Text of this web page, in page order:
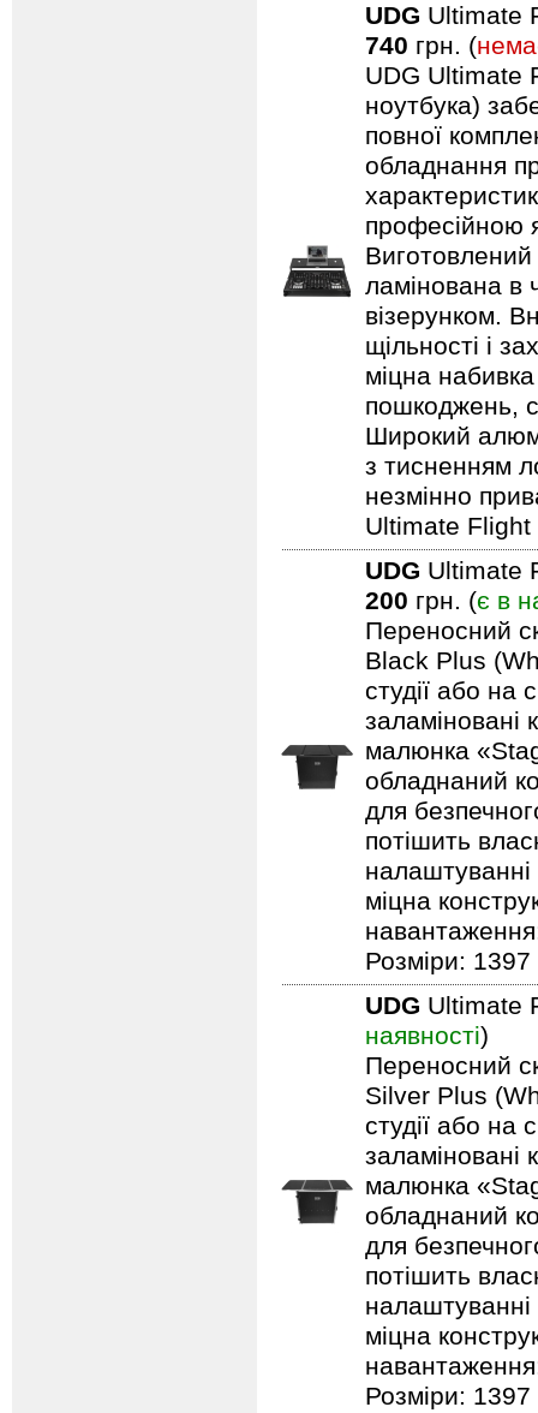
UDG Ultimate
740 грн. (
UDG Ultimate
ноутбука)
повної
обладнання
професійною
ламінована в
візерунком.
щільності і
міцна
пошкоджень,
Широкий
з тисненням
незмінно
Ultimate
UDG Ultimate
200 грн. (є в
Переносний
Black Plus
студії або на
заламіновані
малюнка
обладнаний
для
потішить
міцна
Розміри:
UDG Ultimate
наявності)
Переносний
Silver Plus
студії або на
заламіновані
малюнка
обладнаний
для
потішить
міцна
Розміри: